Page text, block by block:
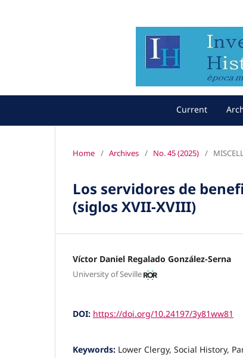
Current
Home / Archives / No. 45 (2025) /
Los servidores de
(siglos XVII-XVIII)
Víctor Daniel Regalado González-Serna
University of Seville
DOI: https://doi.org/10.24197/3y81ww81
Keywords: Lower Clergy, Social History,